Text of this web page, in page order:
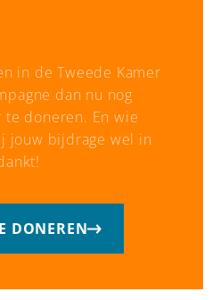
in de Tweede Kamer
dan nu nog
doneren. En wie
jouw bijdrage wel in
DONEREN